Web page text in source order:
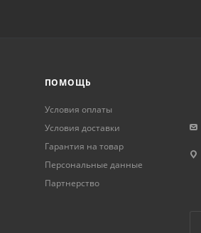
ПОМОЩЬ
Условия оплаты
Условия доставки
Гарантия на товар
Персональные данные
Партнерство